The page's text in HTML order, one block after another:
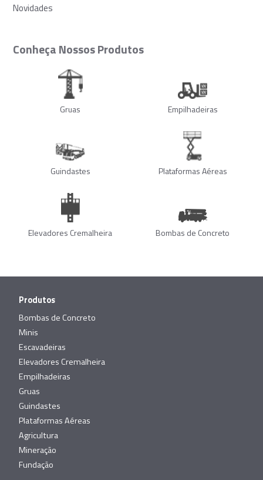
Novidades
Conheça Nossos Produtos
Gruas Empilhadeiras
Guindastes Plataformas Aéreas
Elevadores Cremalheira Bombas de Concreto
Produtos
Bombas de Concreto
Minis
Escavadeiras
Elevadores Cremalheira
Empilhadeiras
Gruas
Guindastes
Plataformas Aéreas
Agricultura
Mineração
Fundação